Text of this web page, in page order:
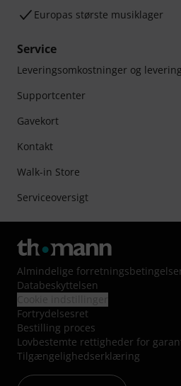
Europas største musiklager
Service
Leveringsomkostninger og
Supportcenter
Gavekort
Kontakt
Walk-in Store
Serviceoversigt
Almindelige
Databeskyttelsen
Fortrydelsesret
Bestilling proces
Lovbestemte rettigheder for
Tilgængelighedserklæring